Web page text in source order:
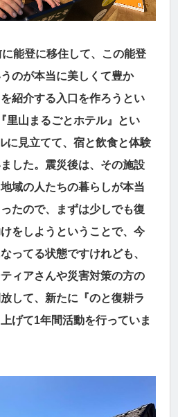
に能登に移住して、この能登
のが本当に美しくて豊か
紹介する入口を作ろうとい
里山まるごとホテル』とい
に見立てて、宿と飲食と体験
した。震災後は、その施設
域の人たちの暮らしが本当
たので、まずは少しでも復
をしようということで、今
ってる状態ですけれども、
ィアさんや災害対策の方の
して、新たに『のと復耕ラ
げて1年間活動を行っていま